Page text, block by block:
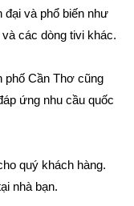
đại và phổ biến như
các dòng tivi khác.
phố Cần Thơ cũng
ứng nhu cầu quốc
quý khách hàng.
nhà bạn.